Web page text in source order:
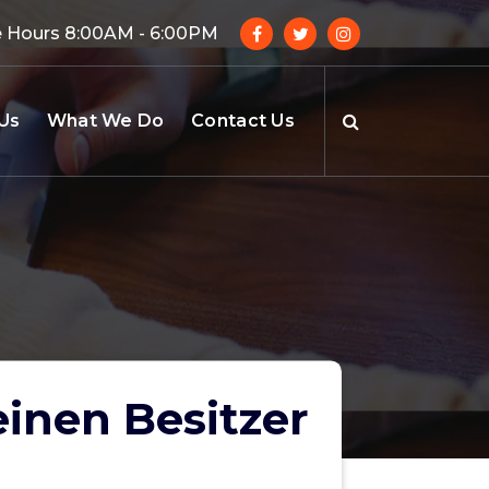
Hours 8:00AM - 6:00PM
What We Do Contact Us
Besitzer